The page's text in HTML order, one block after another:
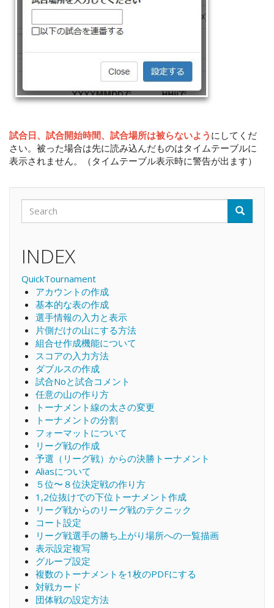
試合日、試合開始時間、試合場所は被らないよう にしてくだ
さい。被った場合は先に読み込んだものはタイムテーブルに
表示されません。（タイムテーブル表示時に警告が出ます）
Search
Search
Search
INDEX
QuickTournament
アカウントの作成
基本的な表の作成
選手情報の入力と表示
片側だけの山にする方法
組合せ作成機能について
スコアの入力方法
ダブルスの作成
試合Noと試合コメント
任意の山の作り方
トーナメント線の太さの変更
トーナメントの分割
フォーマットについて
リーグ戦の作成
予選（リーグ戦）からの決勝トーナメント
Aliasについて
５位〜８位決定戦の作り方
1,2位抜けでの下位トーナメント作成
リーグ戦からのリーグ戦のテクニック
コート設定
リーグ戦選手の勝ち上がり場所への一覧描画
表示設定複写
グループ設定
複数のトーナメントを1枚のPDFにする
対戦カード
団体戦の設定方法